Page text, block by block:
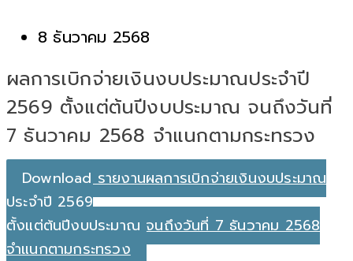
8 ธันวาคม 2568
ผลการเบิกจ่ายเงินงบประมาณประจำปี
2569 ตั้งแต่ต้นปีงบประมาณ จนถึงวันที่
7 ธันวาคม 2568 จำแนกตามกระทรวง
Download รายงานผลการเบิกจ่ายเงินงบประมาณ
ประจำปี 2569
ตั้งแต่ต้นปีงบประมาณ จนถึงวันที่ 7 ธันวาคม 2568
จำแนกตามกระทรวง